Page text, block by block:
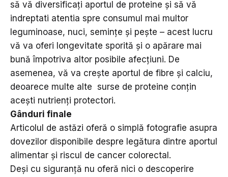
să vă diversificați aportul de proteine ​​și să vă
indreptati atentia spre consumul mai multor
leguminoase, nuci, semințe și pește – acest lucru
vă va oferi longevitate sporită și o apărare mai
bună împotriva altor posibile afecțiuni. De
asemenea, vă va crește aportul de fibre și calciu,
deoarece multe alte surse de proteine ​​conțin
acești nutrienți protectori.
Gânduri finale
Articolul de astăzi oferă o simplă fotografie asupra
dovezilor disponibile despre legătura dintre aportul
alimentar și riscul de cancer colorectal.
Deși cu siguranță nu oferă nici o descoperire